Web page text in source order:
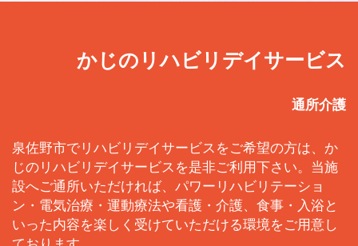
かじのリハビリデイサービス
通所介護
泉佐野市でリハビリデイサービスをご希望の方は、か
じのリハビリデイサービスを是非ご利用下さい。当施
設へご通所いただければ、パワーリハビリテーショ
ン・電気治療・運動療法や看護・介護、食事・入浴と
いった内容を楽しく受けていただける環境をご用意し